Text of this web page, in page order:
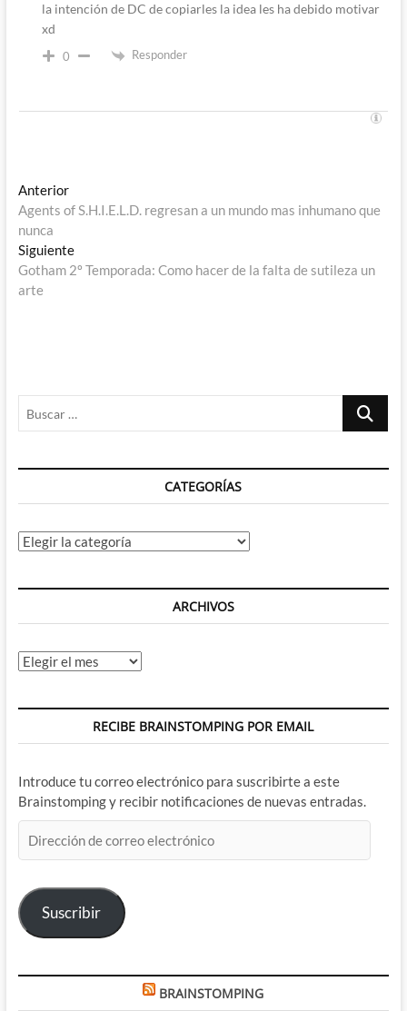
la intención de DC de copiarles la idea les ha debido motivar
xd
0 Responder
Navegación
de
entradas
AnteriorEntrada
anterior:
Agents of S.H.I.E.L.D. regresan a un mundo mas inhumano que
nunca
SiguienteEntrada
siguiente:
Gotham 2º Temporada: Como hacer de la falta de sutileza un
arte
Buscar
CATEGORÍAS
Categorías
ARCHIVOS
Archivos
RECIBE BRAINSTOMPING POR EMAIL
Introduce tu correo electrónico para suscribirte a este
Brainstomping y recibir notificaciones de nuevas entradas.
de
electrónico
Suscribir
BRAINSTOMPING